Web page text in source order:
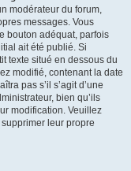
modérateur du forum,
messages. Vous
bouton adéquat, parfois
ait été publié. Si
texte situé en dessous du
modifié, contenant la date
pas s’il s’agit d’une
bien qu’ils
modification. Veuillez
leur propre